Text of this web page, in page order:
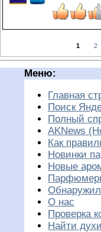
1 2
Меню:
Главная
Поиск
Полный
AKNews
Как
Новинки
Новые
О нас
Проверка
Найти